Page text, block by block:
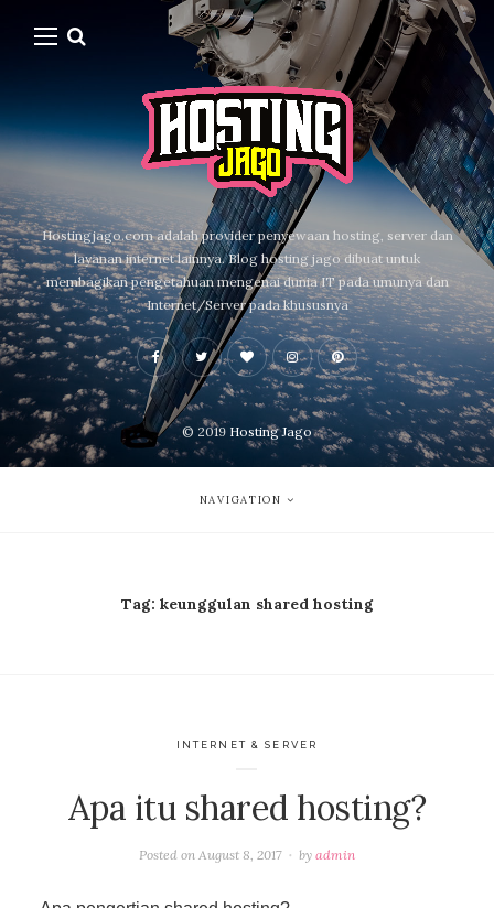
Hostingjago.com adalah provider penyewaan hosting, server dan
layanan internet lainnya. Blog hosting jago dibuat untuk
membagikan pengetahuan mengenai dunia IT pada umunya dan
Internet/Server pada khususnya
© 2019 Hosting Jago
NAVIGATION
Tag: keunggulan shared hosting
INTERNET & SERVER
Apa itu shared hosting?
Posted on August 8, 2017 byadmin